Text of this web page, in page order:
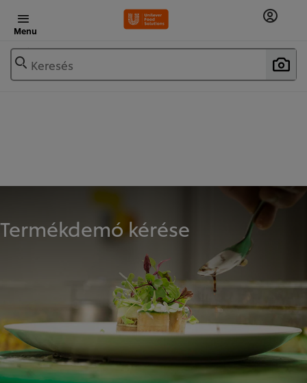
Menu
Keresés
Termékdemó kérése